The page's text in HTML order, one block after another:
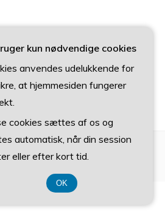
kun nødvendige cookies
anvendes udelukkende for
at hjemmesiden fungerer
cookies sættes af os og
automatisk, når din session
eller efter kort tid.
OK